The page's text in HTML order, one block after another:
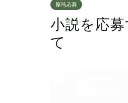
原稿応募
小説を応
て